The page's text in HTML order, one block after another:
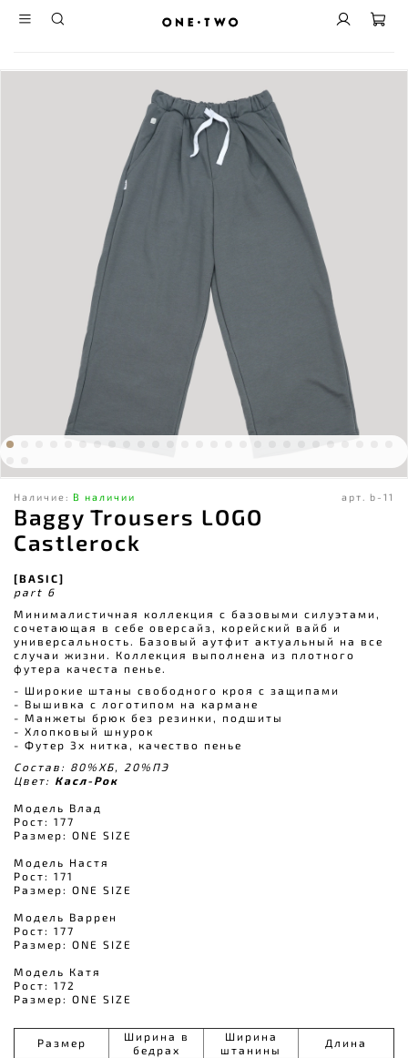
арт. b-11
Наличие: В наличии
Baggy Trousers LOGO
Castlerock
[BASIC]
part 6
Минималистичная коллекция с базовыми силуэтами,
сочетающая в себе оверсайз, корейский вайб и
универсальность. Базовый аутфит актуальный на все
случаи жизни. Коллекция выполнена из плотного
футера качеста пенье.
- Широкие штаны свободного кроя c защипами
- Вышивка с логотипом на кармане
- Манжеты брюк без резинки, подшиты
- Хлопковый шнурок
- Футер 3х нитка, качество пенье
Состав: 80%ХБ, 20%ПЭ
Цвет: Касл-Рок
Модель Влад
Рост: 177
Размер: ONE SIZE
Модель Настя
Рост: 171
Размер: ONE SIZE
Модель Варрен
Рост: 177
Размер: ONE SIZE
Модель Катя
Рост: 172
Размер: ONE SIZE
Размер
Ширина в
бедрах
Ширина
штанины
Длина